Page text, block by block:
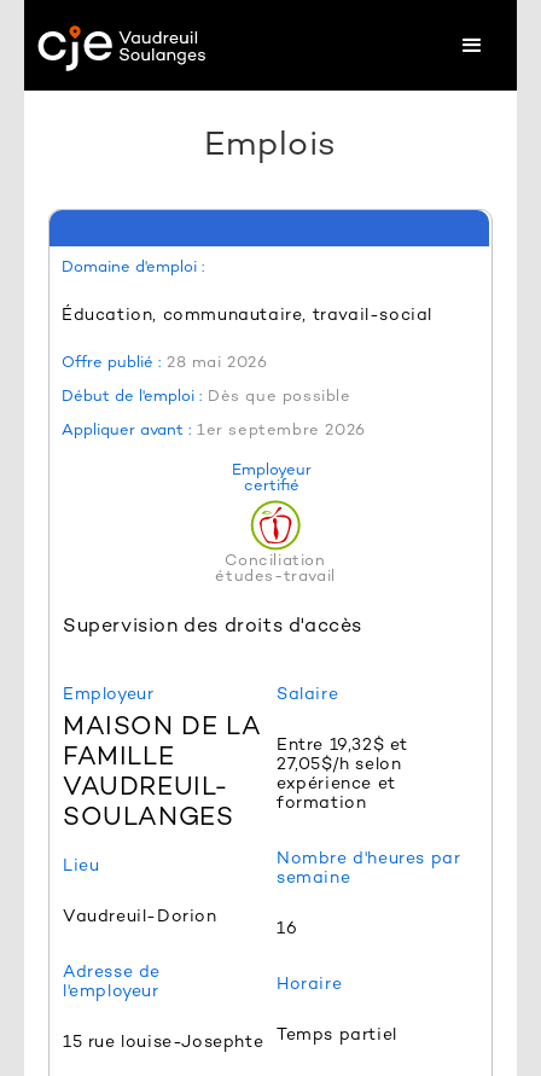
Emplois
Domaine d'emploi :
Éducation, communautaire, travail-social
Offre publié : 28 mai 2026
Début de l'emploi : Dès que possible
Appliquer avant : 1er septembre 2026
Employeur
certifié
Conciliation
études-travail
Supervision des droits d'accès
Employeur
MAISON DE LA
FAMILLE
VAUDREUIL-
SOULANGES
Lieu
Vaudreuil-Dorion
Adresse de
l'employeur
15 rue louise-Josephte
Salaire
Entre 19,32$ et
27,05$/h selon
expérience et
formation
Nombre d'heures par
semaine
16
Horaire
Temps partiel